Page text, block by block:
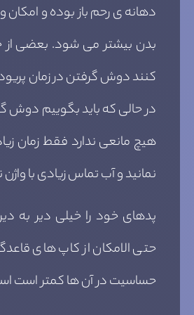
دهانه ی رحم باز بوده و امکان
بدن بیشتر می شود. بعضی از
کنند دوش گرفتن در زمان
در حالی که باید بگوییم دوش
هیچ مانعی ندارد فقط زمان
نمانید و آب تماس زیادی با
پدهای خود را خیلی دیر به
حتی الامکان از کاپ های
حساسیت در آن ها کمتر است